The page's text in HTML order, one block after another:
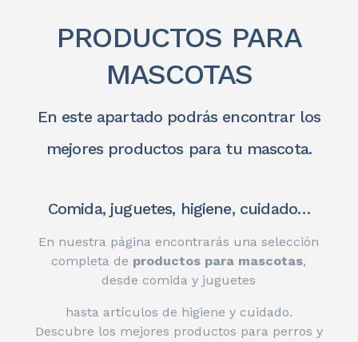
PRODUCTOS PARA
MASCOTAS
En este apartado podrás encontrar los
mejores productos para tu mascota.
Comida, juguetes, higiene, cuidado…
En nuestra página encontrarás una selección
completa de productos para mascotas,
desde comida y juguetes
hasta artículos de higiene y cuidado.
Descubre los mejores productos para perros y